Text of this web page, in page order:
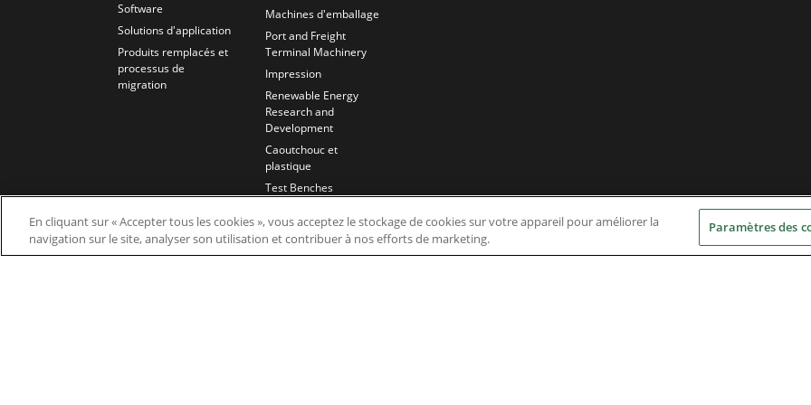
Software
Solutions d'application
Produits remplacés et
processus de
migration
Machines d'emballage
Port and Freight
Terminal Machinery
Impression
Renewable Energy
Research and
Development
Caoutchouc et
plastique
Test Benches
des eaux usées
Wires and Cables
En cliquant sur « Accepter tous les cookies », vous acceptez le stockage de cookies sur votre appareil pour améliorer la
navigation sur le site, analyser son utilisation et contribuer à nos efforts de marketing.
Paramètres des